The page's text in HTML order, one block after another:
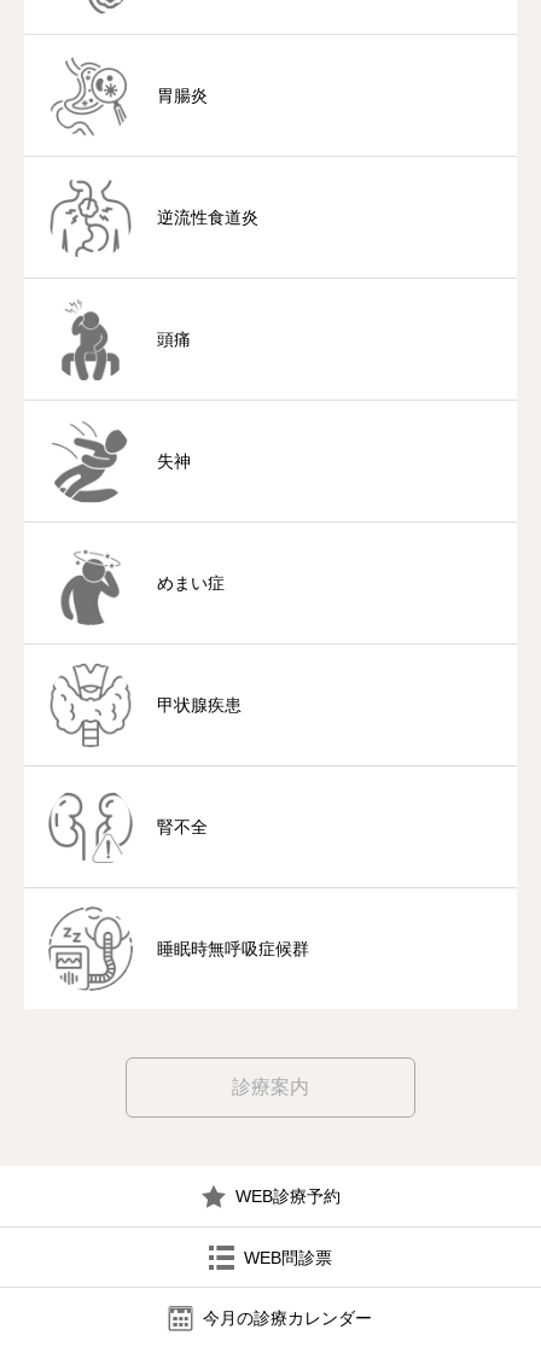
胃腸炎
逆流性食道炎
頭痛
失神
めまい症
甲状腺疾患
腎不全
睡眠時無呼吸症候群
診療案内
WEB診療予約
WEB問診票
今月の診療カレンダー